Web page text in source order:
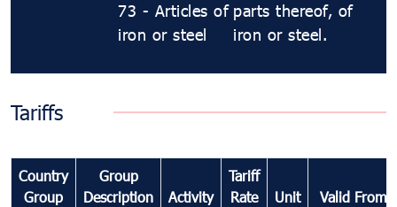
73 - Articles of
iron or steel
parts thereof, of
iron or steel.
Tariffs
Country
Group
Group
Description
Activity
Tariff
Rate
Unit Valid From